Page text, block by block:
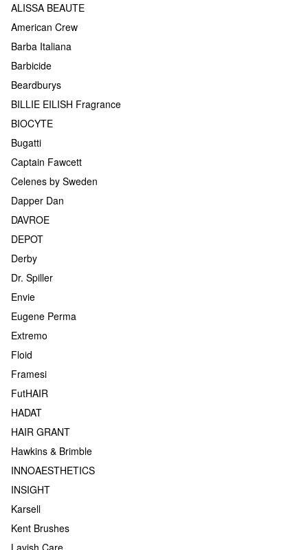
ALISSA BEAUTE
American Crew
Barba Italiana
Barbicide
Beardburys
BILLIE EILISH Fragrance
BIOCYTE
Bugatti
Captain Fawcett
Celenes by Sweden
Dapper Dan
DAVROE
DEPOT
Derby
Dr. Spiller
Envie
Eugene Perma
Extremo
Floid
Framesi
FutHAIR
HADAT
HAIR GRANT
Hawkins & Brimble
INNOAESTHETICS
INSIGHT
Karsell
Kent Brushes
Lavish Care